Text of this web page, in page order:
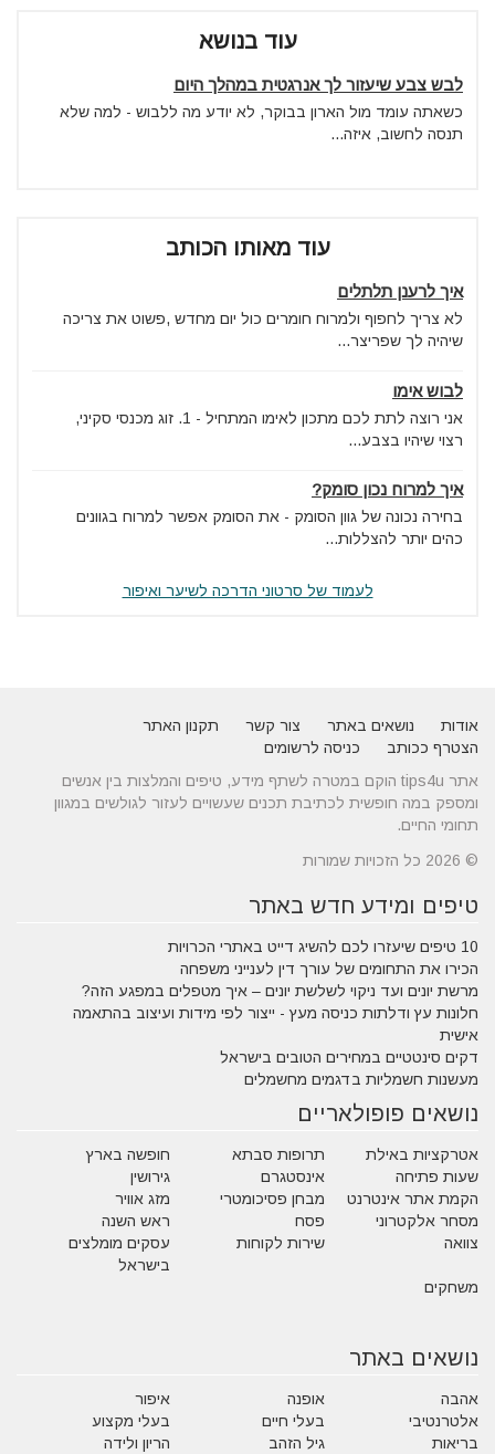
עוד בנושא
לבש צבע שיעזור לך אנרגטית במהלך היום
כשאתה עומד מול הארון בבוקר, לא יודע מה ללבוש - למה שלא
תנסה לחשוב, איזה...
עוד מאותו הכותב
איך לרענן תלתלים
לא צריך לחפוף ולמרוח חומרים כול יום מחדש ,פשוט את צריכה
שיהיה לך שפריצר...
לבוש אימו
אני רוצה לתת לכם מתכון לאימו המתחיל - 1. זוג מכנסי סקיני,
רצוי שיהיו בצבע...
איך למרוח נכון סומק?
בחירה נכונה של גוון הסומק - את הסומק אפשר למרוח בגוונים
כהים יותר להצללות...
לעמוד של סרטוני הדרכה לשיער ואיפור
אודות נושאים באתר צור קשר
תקנון האתר
הצטרף ככותב
כניסה לרשומים
אתר tips4u הוקם במטרה לשתף מידע, טיפים והמלצות בין אנשים
ומספק במה חופשית לכתיבת תכנים שעשויים לעזור לגולשים במגוון
תחומי החיים.
© 2026 כל הזכויות שמורות
טיפים ומידע חדש באתר
10 טיפים שיעזרו לכם להשיג דייט באתרי הכרויות
הכירו את התחומים של עורך דין לענייני משפחה
מרשת יונים ועד ניקוי לשלשת יונים – איך מטפלים במפגע הזה?
חלונות עץ ודלתות כניסה מעץ - ייצור לפי מידות ועיצוב בהתאמה
אישית
דקים סינטטיים במחירים הטובים בישראל
מעשנות חשמליות בדגמים מחשמלים
נושאים פופולאריים
אטרקציות באילת תרופות סבתא
חופשה בארץ
שעות פתיחה
אינסטגרם
גירושין
הקמת אתר אינטרנט
מבחן פסיכומטרי
מזג אוויר
מסחר אלקטרוני
פסח
ראש השנה
צוואה
שירות לקוחות
עסקים מומלצים
בישראל
משחקים
נושאים באתר
אהבה אופנה
איפור
אלטרנטיבי
בעלי חיים
בעלי מקצוע
בריאות
גיל הזהב הריון ולידה